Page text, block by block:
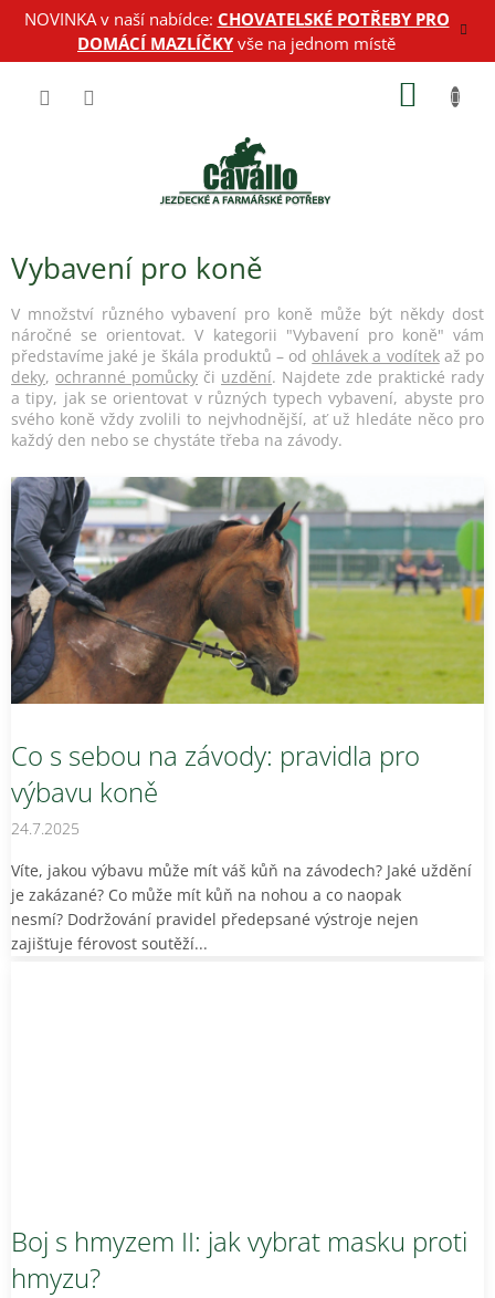
PřejítNOVINKA v naší nabídce: CHOVATELSKÉ POTŘEBY PRO
DOMÁCÍ MAZLÍČKYvše na jednom místě
Vybavení pro koně
V množství různého vybavení pro koně může být někdy dost
náročné se orientovat. V kategorii "Vybavení pro koně" vám
představíme jaké je škála produktů – od ohlávek a vodítekaž po
deky, ochranné pomůcky či uzdění. Najdete zde praktické rady
a tipy, jak se orientovat v různých typech vybavení, abyste pro
svého koně vždy zvolili to nejvhodnější, ať už hledáte něco pro
každý den nebo se chystáte třeba na závody.
V
ý
p
i
s
č
l
á
n
k
Co s sebou na závody: pravidla pro
výbavu koně
24.7.2025
Víte, jakou výbavu může mít váš kůň na závodech? Jaké uždění
je zakázané? Co může mít kůň na nohou a co naopak
nesmí? Dodržování pravidel předepsané výstroje nejen
zajišťuje férovost soutěží...
Boj s hmyzem II: jak vybrat masku proti
hmyzu?